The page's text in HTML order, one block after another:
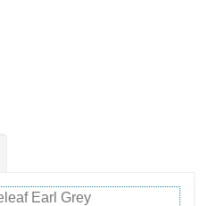
Earl Grey